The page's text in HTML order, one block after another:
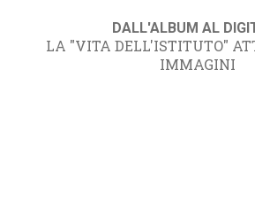
DALL'ALBUM AL
LA "VITA DELL'ISTITUTO"
IMMAGINI